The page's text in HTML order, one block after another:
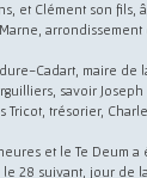
et Clément son fils,
arrondissement
Cadart, maire de
savoir
Tricot, trésorier,
et le Te Deum a
28 suivant, jour de